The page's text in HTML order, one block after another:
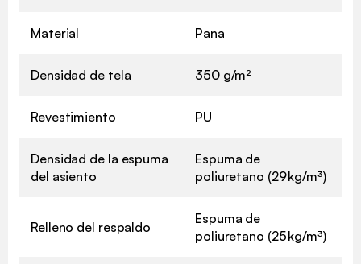
Material Pana
Densidad de tela 350 g/m²
Revestimiento PU
Densidad de la espuma
del asiento
Espuma de
poliuretano (29 kg/m³)
Relleno del respaldo
Espuma de
poliuretano (25 kg/m³)